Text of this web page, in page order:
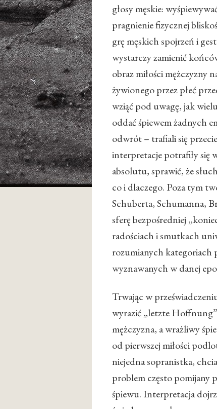
głosy męskie:
pragnienie fizycznej
grę męskich spojrzeń i
wystarczy zamienić
obraz miłości mężczyzny
żywionego przez płeć
wziąć pod uwagę, jak
oddać śpiewem żadnych
odwrót – trafiali się
interpretacje potrafiły się
absolutu, sprawić, że
co i dlaczego. Poza tym
Schuberta, Schumanna,
sferę bezpośredniej
radościach i smutkach
rozumianych kategoriach
wyznawanych w danej
Trwając w
wyrazić „letzte
mężczyzna, a wrażliwy
od pierwszej miłości
niejedna sopranistka,
problem często pomijany
śpiewu. Interpretacja